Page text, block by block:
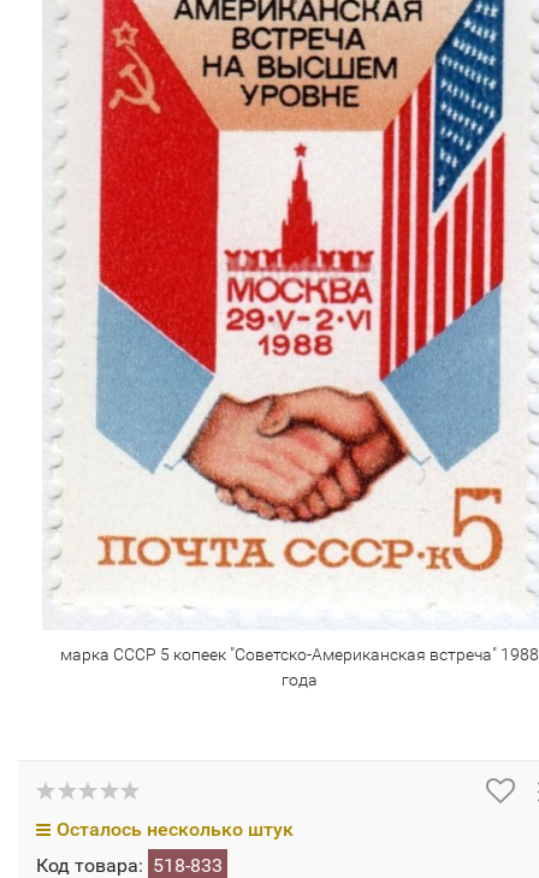
марка СССР 5 копеек "Советско-Американская встреча" 1988
года
Осталось несколько штук
Код товара: 518-833